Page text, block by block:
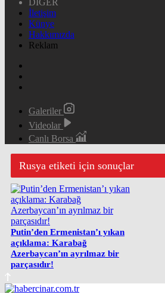
İletişim
Künye
Hakkımızda
Reklam
Galeriler
Videolar
Canlı Borsa
Rusya etiketi için sonuçlar
Putin’den Ermenistan’ı yıkan
açıklama: Karabağ
Azerbaycan’ın ayrılmaz bir
parçasıdır!